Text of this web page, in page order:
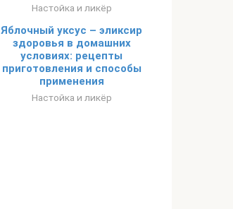
Настойка и ликёр
Яблочный уксус – эликсир
здоровья в домашних
условиях: рецепты
приготовления и способы
применения
Настойка и ликёр